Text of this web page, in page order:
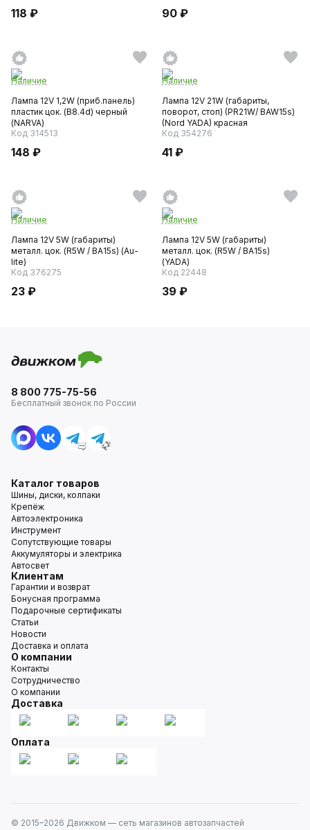
118 ₽ 90 ₽
Наличие
Лампа 12V 1,2W (приб.панель)
пластик цок. (B8.4d) черный
(NARVA)
Код 314513
148 ₽
Наличие
Лампа 12V 21W (габариты,
поворот, стоп) (PR21W/ BAW15s)
(Nord YADA) красная
Код 354276
41 ₽
Наличие
Лампа 12V 5W (габариты)
металл. цок. (R5W / BA15s) (Au-
lite)
Код 376275
23 ₽
Наличие
Лампа 12V 5W (габариты)
металл. цок. (R5W / BA15s)
(YADA)
Код 22448
39 ₽
8 800 775-75-56
Бесплатный звонок по России
Каталог товаров
Шины, диски, колпаки
Крепёж
Автоэлектроника
Инструмент
Сопутствующие товары
Аккумуляторы и электрика
Автосвет
Клиентам
Гарантии и возврат
Бонусная программа
Подарочные сертификаты
Статьи
Новости
Доставка и оплата
О компании
Контакты
Сотрудничество
О компании
Доставка
Оплата
© 2015–2026 Движком — сеть магазинов автозапчастей